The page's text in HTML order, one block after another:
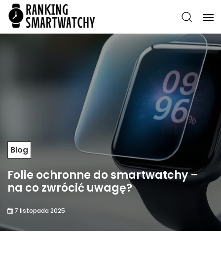
Blog
Folie ochronne do smartwatchy –
na co zwrócić uwagę?
7 listopada 2025